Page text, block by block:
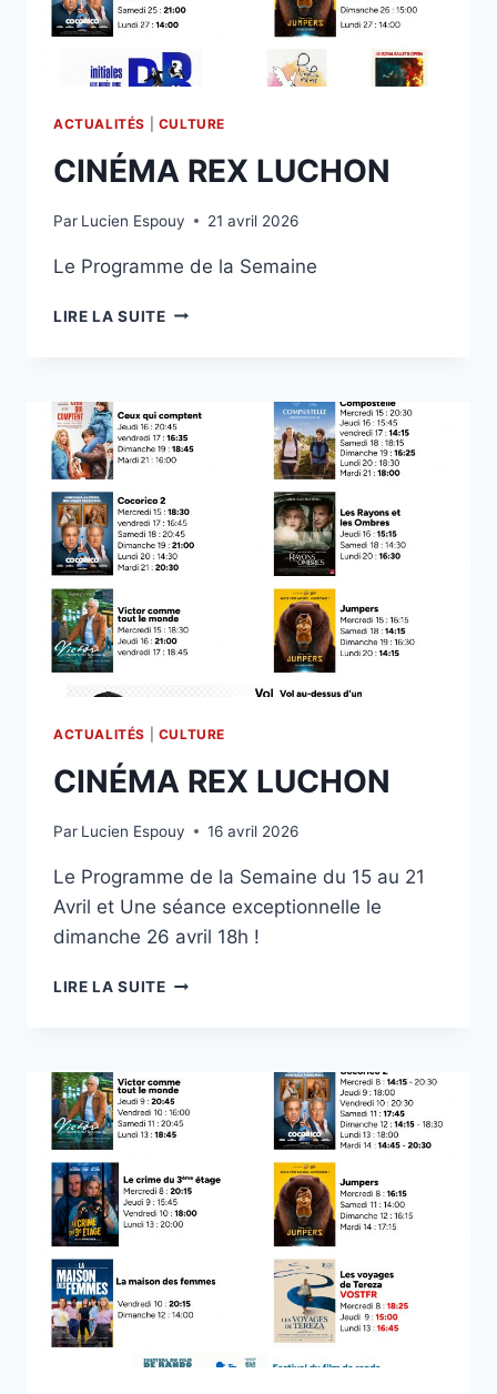
ACTUALITÉS CULTURE
CINÉMA REX LUCHON
Par Lucien Espouy 21 avril 2026
Le Programme de la Semaine
LIRE LA SUITECINÉMA
ACTUALITÉS CULTURE
CINÉMA REX LUCHON
Par Lucien Espouy 16 avril 2026
Le Programme de la Semaine du 15 au 21
Avril et Une séance exceptionnelle le
dimanche 26 avril 18h !
LIRE LA SUITECINÉMA